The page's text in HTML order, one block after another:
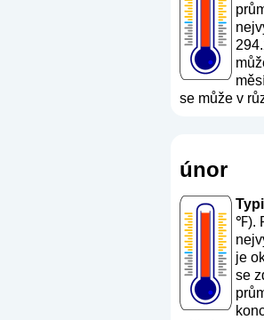
se může v
únor
℉).
je
se